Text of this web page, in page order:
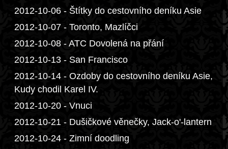
2012-10-06 - Štítky do cestovního deníku Asie
2012-10-07 - Toronto, Mazlíčci
2012-10-08 - ATC Dovolená na přání
2012-10-13 - San Francisco
2012-10-14 - Ozdoby do cestovního deníku Asie,
Kudy chodil Karel IV.
2012-10-20 - Vnuci
2012-10-21 - Dušičkové věnečky, Jack-o'-lantern
2012-10-24 - Zimní doodling